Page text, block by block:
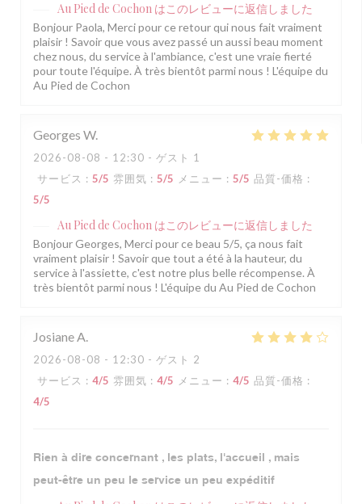
Au Pied de Cochon はこのレビューに返信しました
Bonjour Paola, Merci pour ce retour qui nous fait vraiment
plaisir ! Savoir que vous avez passé un aussi beau moment
chez nous, du service à l'ambiance, c'est une vraie fierté
pour toute l'équipe. À très bientôt parmi nous ! L'équipe du
Au Pied de Cochon
Georges W
2026-08-08 - 12:30 - ゲスト 1
サービス : 5/5 雰囲気 : 5/5 メニュー : 5/5 品質-価格 :
5/5
Au Pied de Cochon はこのレビューに返信しました
Bonjour Georges, Merci pour ce beau 5/5, ça nous fait
vraiment plaisir ! Savoir que tout a été à la hauteur, du
service à l'assiette, c'est notre plus belle récompense. À
très bientôt parmi nous ! L'équipe du Au Pied de Cochon
JosianeA
2026-08-08 - 12:30 - ゲスト 2
サービス : 4/5 雰囲気 : 4/5 メニュー : 4/5 品質-価格 :
4/5
Rien à dire concernant , les plats, l'accueil , mais
peut-être un peu le service un peu expéditif